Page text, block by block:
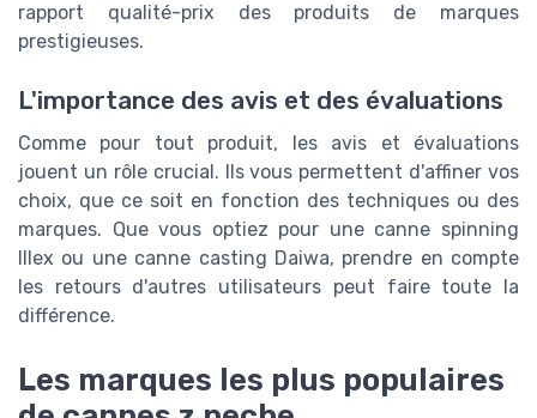
rapport qualité-prix des produits de marques
prestigieuses.
L'importance des avis et des évaluations
Comme pour tout produit, les avis et évaluations
jouent un rôle crucial. Ils vous permettent d'affiner vos
choix, que ce soit en fonction des techniques ou des
marques. Que vous optiez pour une canne spinning
Illex ou une canne casting Daiwa, prendre en compte
les retours d'autres utilisateurs peut faire toute la
différence.
Les marques les plus populaires